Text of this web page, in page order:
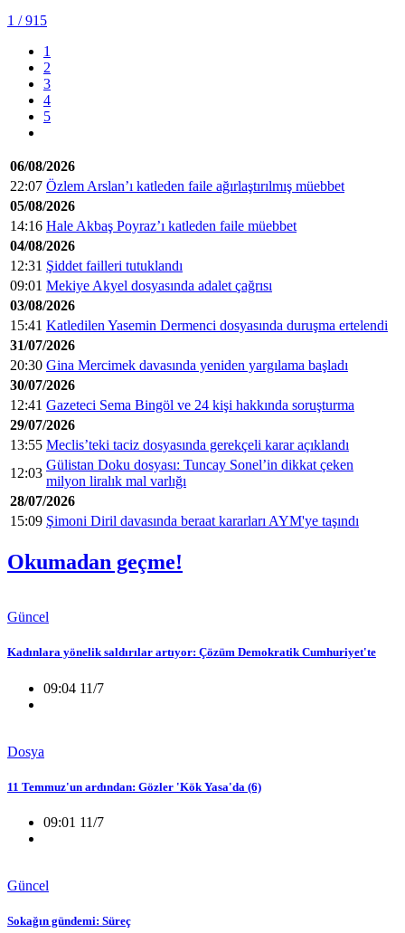
1 / 915
1
2
3
4
5
06/08/2026
22:07 Özlem Arslan’ı katleden faile ağırlaştırılmış müebbet
05/08/2026
14:16 Hale Akbaş Poyraz’ı katleden faile müebbet
04/08/2026
12:31 Şiddet failleri tutuklandı
09:01 Mekiye Akyel dosyasında adalet çağrısı
03/08/2026
15:41 Katledilen Yasemin Dermenci dosyasında duruşma ertelendi
31/07/2026
20:30 Gina Mercimek davasında yeniden yargılama başladı
30/07/2026
12:41 Gazeteci Sema Bingöl ve 24 kişi hakkında soruşturma
29/07/2026
13:55 Meclis’teki taciz dosyasında gerekçeli karar açıklandı
12:03
Gülistan Doku dosyası: Tuncay Sonel’in dikkat çeken
milyon liralık mal varlığı
28/07/2026
15:09 Şimoni Diril davasında beraat kararları AYM'ye taşındı
Okumadan geçme!
Güncel
Kadınlara yönelik saldırılar artıyor: Çözüm Demokratik Cumhuriyet'te
09:04 11/7
Dosya
11 Temmuz'un ardından: Gözler 'Kök Yasa'da (6)
09:01 11/7
Güncel
Sokağın gündemi: Süreç